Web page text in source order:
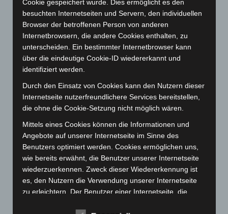
Juni 2023(142)
Mai 2023(139)
April 2023(155)
März 2023(174)
Februar 2023(154)
Januar 2023 (140)
Dezember 2022(130)
November 2022(167)
Oktober 2022(166)
September 2022(205)
August 2022(166)
Juli 2022(133)
Cookie gespeichert wurde. Dies ermöglicht es den
besuchten Internetseiten und Servern, den individuellen
Browser der betroffenen Person von anderen
Internetbrowsern, die andere Cookies enthalten, zu
unterscheiden. Ein bestimmter Internetbrowser kann
über die eindeutige Cookie-ID wiedererkannt und
identifiziert werden.
Durch den Einsatz von Cookies kann den Nutzern dieser
Internetseite nutzerfreundlichere Services bereitstellen,
die ohne die Cookie-Setzung nicht möglich wären.
Mittels eines Cookies können die Informationen und
Angebote auf unserer Internetseite im Sinne des
Benutzers optimiert werden. Cookies ermöglichen uns,
wie bereits erwähnt, die Benutzer unserer Internetseite
wiederzuerkennen. Zweck dieser Wiedererkennung ist
es, den Nutzern die Verwendung unserer Internetseite
zu erleichtern. Der Benutzer einer Internetseite, die